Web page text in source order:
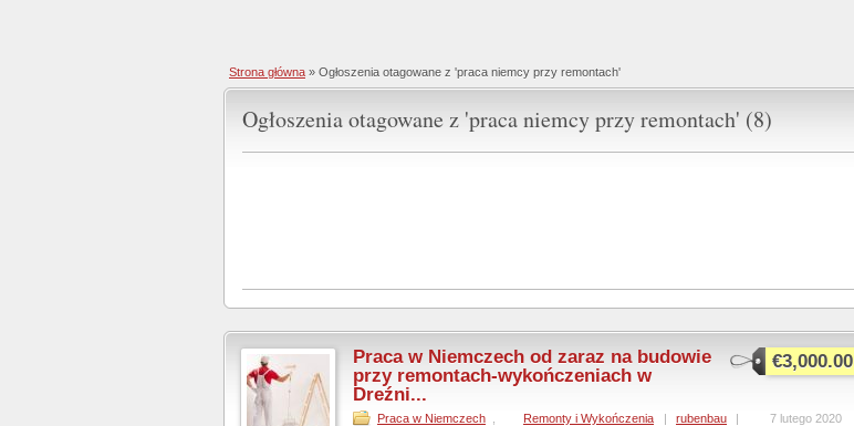
Strona główna » Ogłoszenia otagowane z 'praca niemcy przy remontach'
Ogłoszenia otagowane z 'praca niemcy przy remontach' (8)
€3,000.00
Praca w Niemczech od zaraz na budowie
przy remontach-wykończeniach w
Dreźni...
Praca w Niemczech Remonty i Wykończenia | rubenbau | 7 lutego 2020